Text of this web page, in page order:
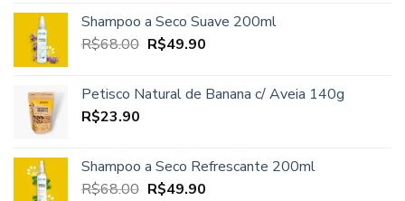
Shampoo a Seco Suave 200ml
R$68.00 O
era:
R$49.90O
é:
Petisco Natural de Banana c/ Aveia 140g
R$23.90
Shampoo a Seco Refrescante 200ml
R$68.00 O
R$49.90O